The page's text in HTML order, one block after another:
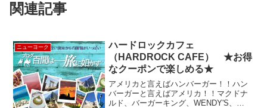
関連記事
ニューヨーク
ハードロックカフェ
（HARDROCK CAFE） ★お得
なクーポンで楽しめる★
アメリカと言えばハンバーガー！！ハン
バーガーと言えばアメリカ！！マクドナ
ルド、バーガーキング、WENDY'S、